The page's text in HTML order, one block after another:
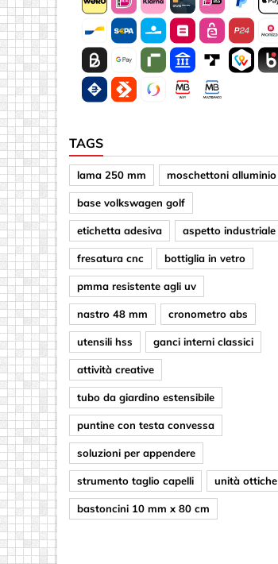
TAGS
lama 250 mm moschettoni alluminio
base volkswagen golf
etichetta adesiva aspetto industriale
fresatura cnc bottiglia in vetro
pmma resistente agli uv
nastro 48 mm cronometro abs
utensili hss ganci interni classici
attività creative
tubo da giardino estensibile
puntine con testa convessa
soluzioni per appendere
strumento taglio capelli unità ottiche
bastoncini 10 mm x 80 cm